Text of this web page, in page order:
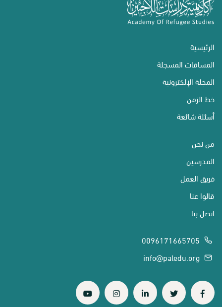
الرئيسية
المساقات المسجلة
المجلة الإلكترونية
خط الزمن
أسئلة شائعة
من نحن
المدرسين
فريق العمل
قالوا عنا
اتصل بنا
0096171665705
info@paledu.org